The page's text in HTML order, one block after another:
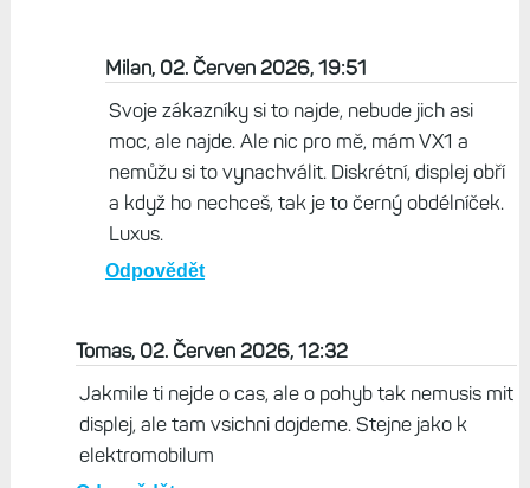
Milan, 02. Červen 2026, 19:51
Svoje zákazníky si to najde, nebude jich asi
moc, ale najde. Ale nic pro mě, mám VX1 a
nemůžu si to vynachválit. Diskrétní, displej obří
a když ho nechceš, tak je to černý obdélníček.
Luxus.
Odpovědět
Tomas, 02. Červen 2026, 12:32
Jakmile ti nejde o cas, ale o pohyb tak nemusis mit
displej, ale tam vsichni dojdeme. Stejne jako k
elektromobilum